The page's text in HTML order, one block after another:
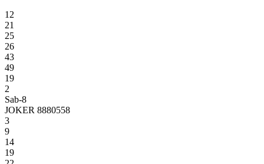
12
21
25
26
43
49
19
2
Sab-8
JOKER 8880558
3
9
14
19